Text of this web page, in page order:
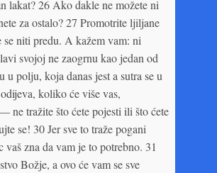
lakat? 26 Ako dakle ne možete ni
za ostalo? 27 Promotrite ljiljane
se niti predu. A kažem vam: ni
svojoj ne zaogrnu kao jedan od
u polju, koja danas jest a sutra se u
koliko će više vas,
ne tražite što ćete pojesti ili što ćete
se! 30 Jer sve to traže pogani
vaš zna da vam je to potrebno. 31
Božje, a ovo će vam se sve